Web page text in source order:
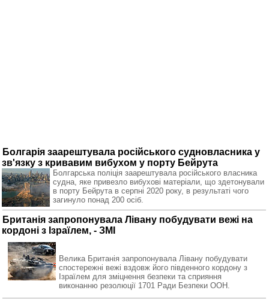
Болгарія заарештувала російського судновласника у
зв'язку з кривавим вибухом у порту Бейрута
Болгарська поліція заарештувала російського власника
судна, яке привезло вибухові матеріали, що здетонували
в порту Бейрута в серпні 2020 року, в результаті чого
загинуло понад 200 осіб.
Британія запропонувала Лівану побудувати вежі на
кордоні з Ізраїлем, - ЗМІ
Велика Британія запропонувала Лівану побудувати
спостережні вежі вздовж його південного кордону з
Ізраїлем для зміцнення безпеки та сприяння
виконанню резолюції 1701 Ради Безпеки ООН.